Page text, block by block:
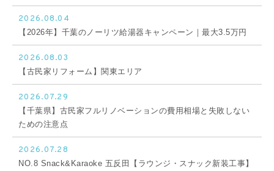
2026.08.04
【2026年】千葉のノーリツ給湯器キャンペーン｜最大3.5万円
2026.08.03
【古民家リフォーム】関東エリア
2026.07.29
【千葉県】古民家フルリノベーションの費用相場と失敗しない
ための注意点
2026.07.28
NO.8 Snack&Karaoke 五反田【ラウンジ・スナック新装工事】